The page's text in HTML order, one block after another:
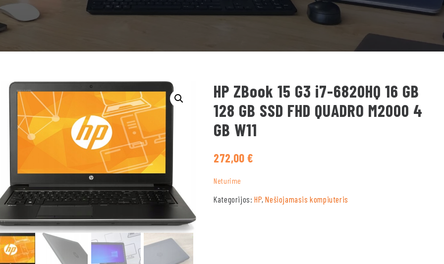
HP ZBook 15 G3 i7-6820HQ 16 GB
128 GB SSD FHD QUADRO M2000 4
GB W11
272,00€
Neturime
Kategorijos: HP,Nešiojamasis kompiuteris